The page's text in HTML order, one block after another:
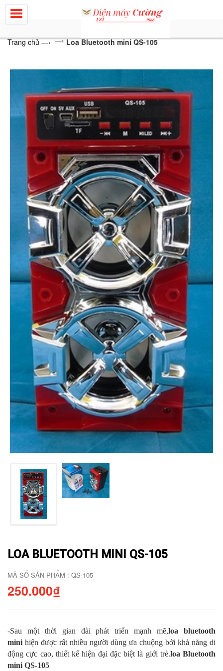
Trang chủ—› —› Loa Bluetooth mini QS-105
LOA BLUETOOTH MINI QS-105
MÃ SỐ SẢN PHẨM : QS-105
250.000₫
-Sau một thời gian dài phát triển mạnh mẽ,loa bluetooth
mini hiện được rất nhiều người dùng ưa chuộng bởi khả năng di
động cực cao, thiết kế hiện đại đặc biệt là giới trẻ.loa Bluetooth
mini QS-105